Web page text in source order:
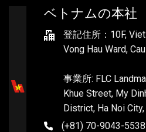
ベトナムの本社
登記住所：10F,
Vong Hau Ward,
事業所: FLC
Khue Street, My
District, Ha Noi
(+81) 70-9043-